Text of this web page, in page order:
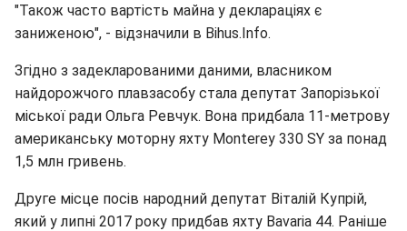
"Також часто вартість майна у деклараціях є
заниженою", - відзначили в Bihus.Info.
Згідно з задекларованими даними, власником
найдорожчого плавзасобу стала депутат Запорізької
міської ради Ольга Ревчук. Вона придбала 11-метрову
американську моторну яхту Monterey 330 SY за понад
1,5 млн гривень.
Друге місце посів народний депутат Віталій Купрій,
який у липні 2017 року придбав яхту Bavaria 44. Раніше